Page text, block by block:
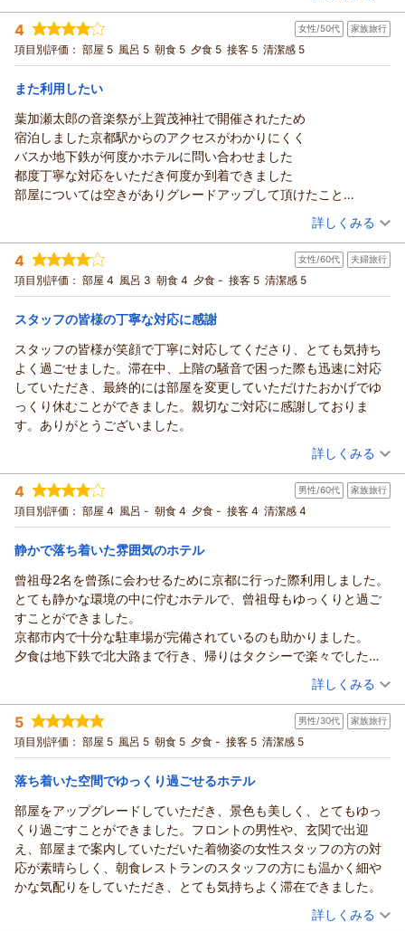
お声を真摯に受け止め、各署と連携し改善に努めてまいりま
す。今後もお客様に快適で心地よいご滞在をお楽しみいただけ
ますよう、より一層努めてまいります。またのお越しをスタッ
フ一同、心よりお待ち申しあげております。
車での到着時も、和服をお召しの女性スタッフが明るい笑顔で
車まで荷物を取りに来てくださいました。
チェックインではお部屋をアップグレードしていただきました
駐車券処理機が混雑していたら、後ほど処理をしておきますと
すかさず係の方がレシートを預かってくださいました。
些細なことかもしれませんが、とても小さなところにも
スタッフが気を配っていただいているのがよくわかります。
また孫に会いに行く際はもちろんですが、
これからは京都での滞在の定宿になりそうです。
宿泊時期： 2026年07月宿泊 (夫婦旅行)
投稿者： あかさたさん
宿泊プラン： 【じゃらんのお得な10日間】6月●洛北リゾートで過ごす京都
時間（朝食付き）
ツイン 朝のみ
宿泊価格帯： 17,001～18,000円(大人一人あたり/税込)
ザ・プリンス 京都宝ヶ池、オートグラフコレクションからの返信
この度はザ・プリンス 京都宝ヶ池をご利用いただきまして誠に
ありがとうございました。また、この度はサービスに関するご
感想をお寄せいただき、重ねて御礼申し上げます。ご滞在をお
楽しみいただけたとのこと、またスタッフ対応について温かい
お言葉を拝読し、スタッフ一同大変嬉しく存じます。今後もよ
り一層、お客様にご満足いただけるホテルを目指し、精進して
まいります。またのご来館を心よりお待ち申し上げておりま
す。
（返信日：2026/07/20）
4 女性/50代 家族旅行
項目別評価： 部屋 5 風呂 5 朝食 5 夕食 5 接客 5 清潔感 5
また利用したい
葉加瀬太郎の音楽祭が上賀茂神社で開催されたため
宿泊しました京都駅からのアクセスがわかりにくく
バスか地下鉄が何度かホテルに問い合わせました
都度丁寧な対応をいただき何度か到着できました
部屋については空きがありグレードアップして頂けたこと
翌朝は紫陽花や季節の花が咲く庭を楽しみました
市内から離れていて不便なようで緑豊かな静かな空間で
ゆったりと過ごせて満足でした
（投稿日：2026/06/28）
宿泊時期： 2026年05月宿泊 (家族旅行)
投稿者： ぷりんさん
宿泊プラン： 夕食は気軽にコースディナーで京都を満喫!冬旅にもおすすめ
(夕朝食付き)
ツイン 朝・夕
宿泊価格帯： 25,001～26,000円(大人一人あたり/税込)
詳しくみる
4 女性/60代 夫婦旅行
項目別評価： 部屋 4 風呂 3 朝食 4 夕食 - 接客 5 清潔感 5
スタッフの皆様の丁寧な対応に感謝
スタッフの皆様が笑顔で丁寧に対応してくださり、とても気持ち
よく過ごせました。滞在中、上階の騒音で困った際も迅速に対応
していただき、最終的には部屋を変更していただけたおかげでゆ
っくり休むことができました。親切なご対応に感謝しておりま
す。ありがとうございました。
（投稿日：2026/06/23）
宿泊時期： 2026年06月宿泊 (夫婦旅行)
投稿者： makiさん
宿泊プラン： 【じゃらんスペシャルウィーク】～初夏から紅葉まで。自然に
包まれる京都リゾート～（朝食付き）
ツイン 朝のみ
宿泊価格帯： 13,001～14,000円(大人一人あたり/税込)
詳しくみる
4 男性/60代 家族旅行
項目別評価： 部屋 4 風呂 - 朝食 4 夕食 - 接客 4 清潔感 4
静かで落ち着いた雰囲気のホテル
曾祖母2名を曾孫に会わせるために京都に行った際利用しました。
とても静かな環境の中に佇むホテルで、曾祖母もゆっくりと過ご
すことができました。
京都市内で十分な駐車場が完備されているのも助かりました。
夕食は地下鉄で北大路まで行き、帰りはタクシーで楽々でした。
（投稿日：2026/06/21）
宿泊時期： 2026年05月宿泊 (家族旅行)
投稿者： あかさたさん
宿泊プラン： 【じゃらんスペシャルウィーク】～自然に寄り添う、洛北リゾ
ートステイ～（朝食付き）
ツイン 朝のみ
宿泊価格帯： 20,001～21,000円(大人一人あたり/税込)
詳しくみる
5 男性/30代 家族旅行
項目別評価： 部屋 5 風呂 5 朝食 5 夕食 - 接客 5 清潔感 5
落ち着いた空間でゆっくり過ごせるホテル
部屋をアップグレードしていただき、景色も美しく、とてもゆっ
くり過ごすことができました。フロントの男性や、玄関で出迎
え、部屋まで案内していただいた着物姿の女性スタッフの方の対
応が素晴らしく、朝食レストランのスタッフの方にも温かく細や
かな気配りをしていただき、とても気持ちよく滞在できました。
（投稿日：2026/06/16）
詳しくみる